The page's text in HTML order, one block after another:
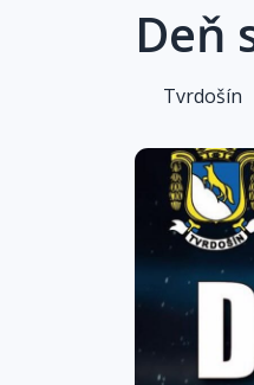
Deň
Tvrdošín